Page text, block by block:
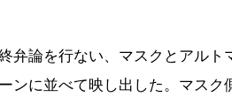
弁論を行ない、マスクとアルト
ンに並べて映し出した。マスク